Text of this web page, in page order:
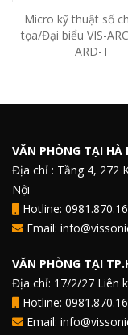
Micro kỹ thuật số
tọa/Đại biểu VIS-
ARD-T
VĂN PHÒNG TẠI HÀ
Địa chỉ : Tầng 4, 272
Nội
Hotline:
Email:
VĂN PHÒNG TẠI
Địa chỉ: 17/2/27 Liên
Hotline:
Email: